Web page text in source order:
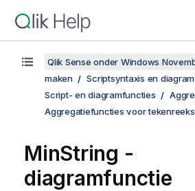
Qlik Sense onder Windows
maken
Scriptsyntaxis en
Script- en diagramfuncties
Aggregatiefuncties voor
MinString -
diagramfunctie